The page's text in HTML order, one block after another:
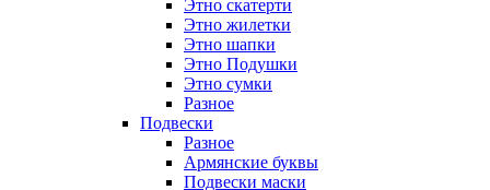
Этно скатерти
Этно жилетки
Этно шапки
Этно Подушки
Этно сумки
Разное
Подвески
Разное
Армянские буквы
Подвески маски